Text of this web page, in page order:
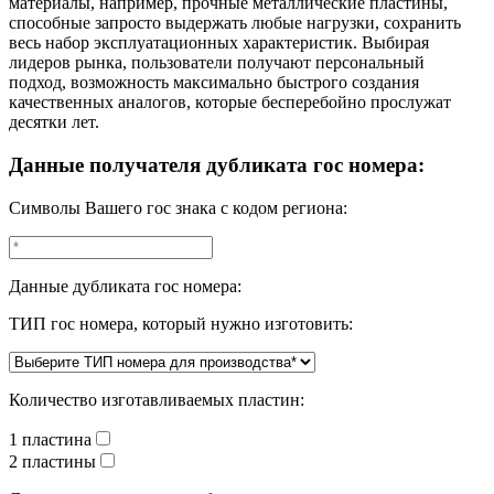
способные запросто выдержать любые нагрузки, сохранить
весь набор эксплуатационных характеристик. Выбирая
лидеров рынка, пользователи получают персональный
подход, возможность максимально быстрого создания
качественных аналогов, которые бесперебойно прослужат
десятки лет.
Данные получателя дубликата гос номера:
Символы Вашего гос знака с кодом региона:
Данные дубликата гос номера:
ТИП гос номера, который нужно изготовить:
Количество изготавливаемых пластин:
1 пластина
2 пластины